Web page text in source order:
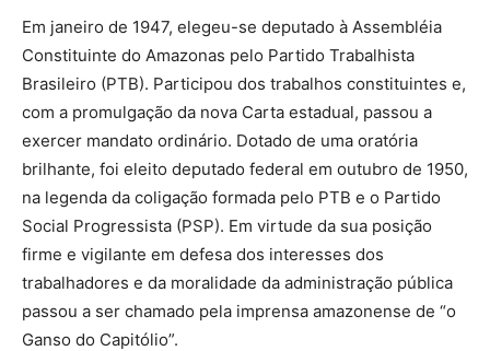
Em janeiro de 1947, elegeu-se deputado à Assembléia
Constituinte do Amazonas pelo Partido Trabalhista
Brasileiro (PTB). Participou dos trabalhos constituintes e,
com a promulgação da nova Carta estadual, passou a
exercer mandato ordinário. Dotado de uma oratória
brilhante, foi eleito deputado federal em outubro de 1950,
na legenda da coligação formada pelo PTB e o Partido
Social Progressista (PSP). Em virtude da sua posição
firme e vigilante em defesa dos interesses dos
trabalhadores e da moralidade da administração pública
passou a ser chamado pela imprensa amazonense de “o
Ganso do Capitólio”.